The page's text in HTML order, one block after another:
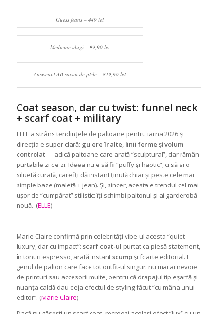
Guess jeans – 449 lei
Medicine blugi – 99,90 lei
Answear.LAB sacou de piele – 819,90 lei
Coat season, dar cu twist: funnel neck
+ scarf coat + military
ELLE a strâns tendințele de paltoane pentru iarna 2026 și
direcția e super clară: gulere înalte, linii ferme și volum
controlat— adică paltoane care arată “sculptural”, dar rămân
purtabile zi de zi. Ideea nu e să fii “puffy și haotic”, ci să ai o
siluetă curată, care îți dă instant ținută chiar și peste cele mai
simple baze (maletă + jean). Și, sincer, acesta e trendul cel mai
ușor de “cumpărat” stilistic: îți schimbi paltonul și ai garderobă
nouă. (ELLE)
Marie Claire confirmă prin celebrități vibe-ul acesta “quiet
luxury, dar cu impact”: scarf coat-ul purtat ca piesă statement,
în tonuri espresso, arată instantscumpși foarte editorial. E
genul de palton care face tot outfit-ul singur: nu mai ai nevoie
de printuri sau accesorii multe, pentru că drapajul tip eșarfă și
nuanța caldă dau deja efectul de styling făcut “cu mâna unui
editor”. (Marie Claire)